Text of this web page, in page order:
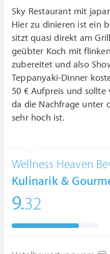
Sky Restaurant mit
Hier zu dinieren ist ein
sitzt quasi direkt am
geübter Koch mit
zubereitet und also
Teppanyaki-Dinner
50 € Aufpreis und
da die Nachfrage unter
sehr hoch ist.
Wellness Heaven
Kulinarik &
9.32